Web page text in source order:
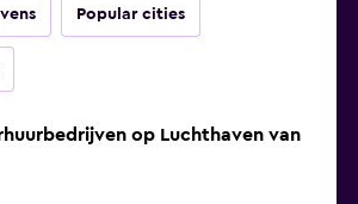
Popular cities
op Luchthaven van